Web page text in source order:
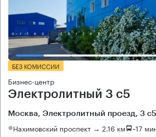
БЕЗ КОМИССИИ
Бизнес-центр
Электролитный 3 с5
Москва, Электролитный проезд, 3 с5
Нахимовский проспект → 2.16 км ~17